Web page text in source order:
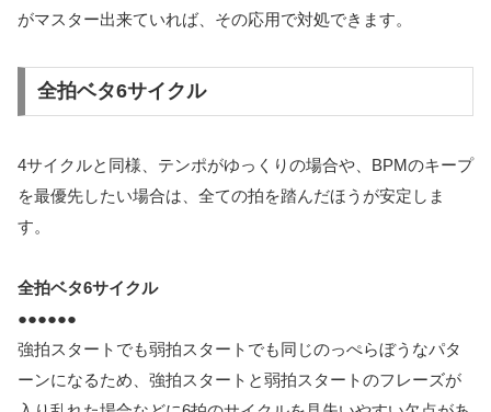
がマスター出来ていれば、その応用で対処できます。
全拍ベタ6サイクル
4サイクルと同様、テンポがゆっくりの場合や、BPMのキープ
を最優先したい場合は、全ての拍を踏んだほうが安定しま
す。
全拍ベタ6サイクル
●●●●●●
強拍スタートでも弱拍スタートでも同じのっぺらぼうなパタ
ーンになるため、強拍スタートと弱拍スタートのフレーズが